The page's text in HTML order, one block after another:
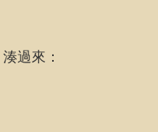
過來：